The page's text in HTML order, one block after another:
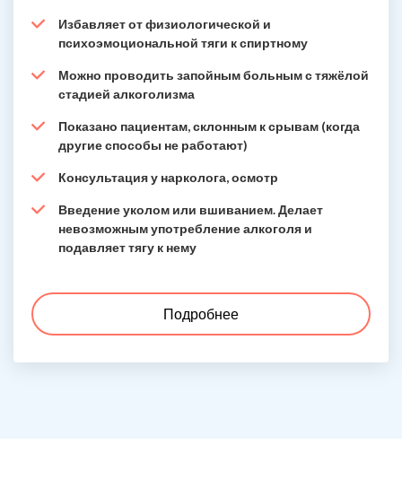
Избавляет от физиологической и
психоэмоциональной тяги к спиртному
Можно проводить запойным больным с тяжёлой
стадией алкоголизма
Показано пациентам, склонным к срывам (когда
другие способы не работают)
Консультация у нарколога, осмотр
Введение уколом или вшиванием. Делает
невозможным употребление алкоголя и
подавляет тягу к нему
Подробнее